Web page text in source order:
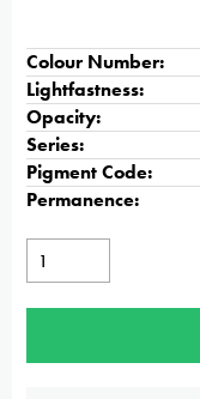
Colour Number:
Lightfastness:
Opacity:
Series:
Pigment Code:
Permanence:
Winsor
&
Newton
Hue